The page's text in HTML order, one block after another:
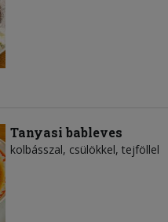
Tanyasi bableves
kolbásszal, csülökkel, tejföllel